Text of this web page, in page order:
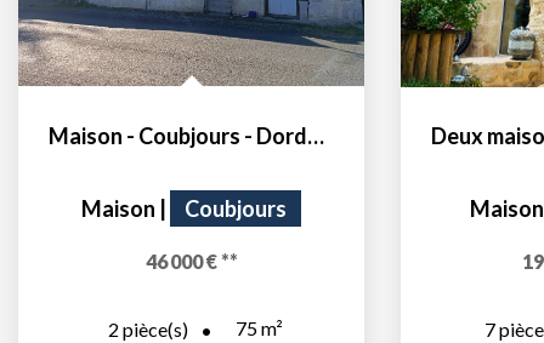
Maison - Coubjours - Dordogne
Maison Coubjours
46 000 €**
2 pièce(s) 75m²
Maison
7